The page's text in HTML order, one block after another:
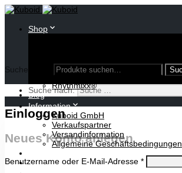
Shop
Publikationen
Lampen
Rhythmixx®
Blog
Information
Kuboid GmbH
Verkaufspartner
Versandinformation
Allgemeine Geschäftsbedingungen
Kontakt
Suche nach:
Suche nach:
Einloggen
Neues Konto anlegen
Benutzername oder E-Mail-Adresse *